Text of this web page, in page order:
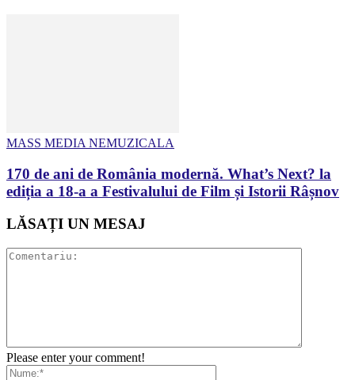
MASS MEDIA NEMUZICALA
170 de ani de România modernă. What’s Next? la
ediția a 18-a a Festivalului de Film și Istorii Râșnov
LĂSAȚI UN MESAJ
Please enter your comment!